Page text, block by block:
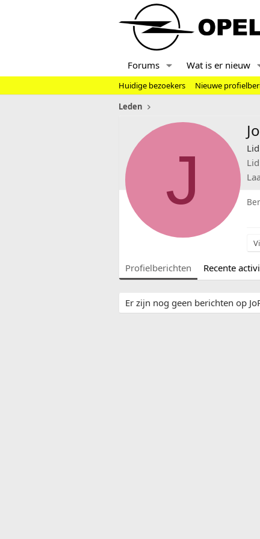
Forums Wat is er nieuw
Huidige bezoekers Nieuwe
Leden
J
Lid
Profielberichten Recente
Er zijn nog geen berichten op